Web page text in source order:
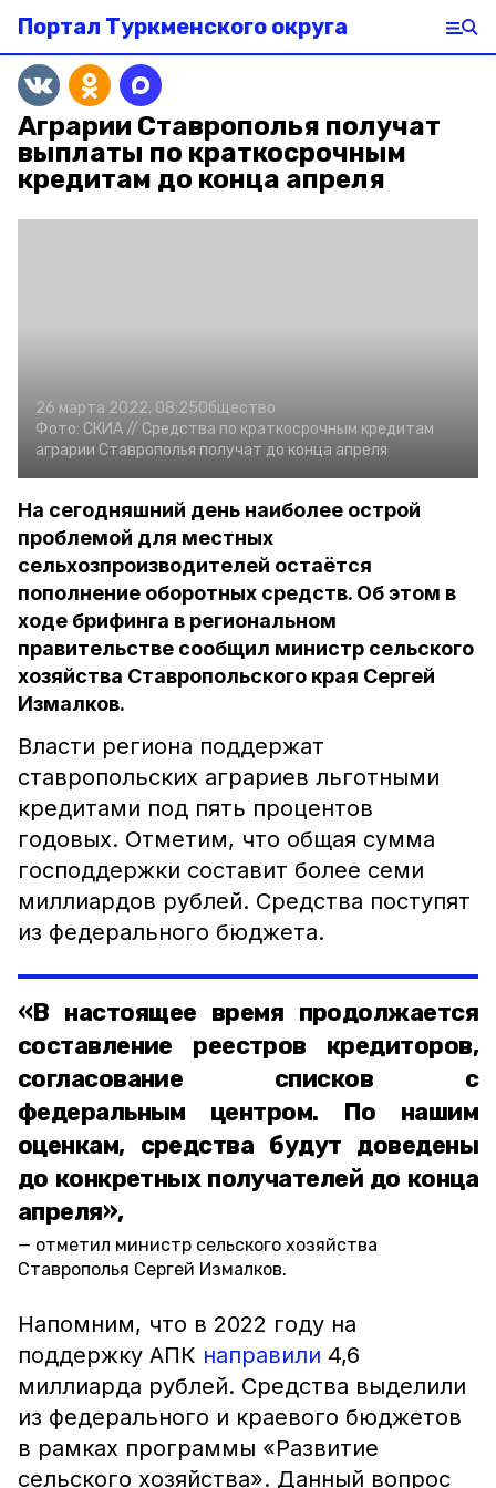
Портал Туркменского округа
Аграрии Ставрополья получат
выплаты по краткосрочным
кредитам до конца апреля
26 марта 2022, 08:25Общество
Фото: СКИА // Средства по краткосрочным кредитам
аграрии Ставрополья получат до конца апреля
На сегодняшний день наиболее острой
проблемой для местных
сельхозпроизводителей остаётся
пополнение оборотных средств. Об этом в
ходе брифинга в региональном
правительстве сообщил министр сельского
хозяйства Ставропольского края Сергей
Измалков.
Власти региона поддержат
ставропольских аграриев льготными
кредитами под пять процентов
годовых. Отметим, что общая сумма
господдержки составит более семи
миллиардов рублей. Средства поступят
из федерального бюджета.
«В настоящее время продолжается
составление реестров кредиторов,
согласование списков с
федеральным центром. По нашим
оценкам, средства будут доведены
до конкретных получателей до конца
апреля»,
отметил министр сельского хозяйства
Ставрополья Сергей Измалков.
Напомним, что в 2022 году на
поддержку АПК направили 4,6
миллиарда рублей. Средства выделили
из федерального и краевого бюджетов
в рамках программы «Развитие
сельского хозяйства». Данный вопрос